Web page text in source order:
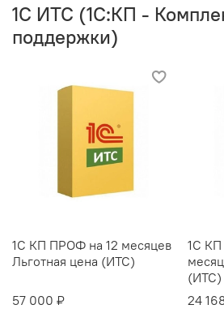
1C ИТС (1С:КП -
поддержки)
1С КП ПРОФ на 12 месяцев
Льготная цена (ИТС)
57 000 ₽
1С КП
(ИТС)
24